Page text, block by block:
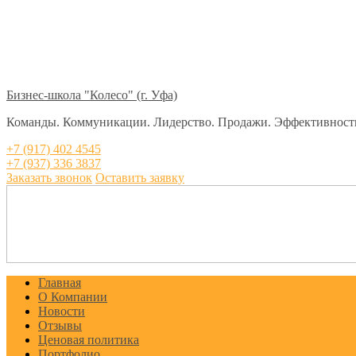
Бизнес-школа "Колесо" (г. Уфа)
Команды. Коммуникации. Лидерство. Продажи.
+7 (917) 402 4545
+7 (937) 336 3837
Заказать звонок Оставить заявку
Главная
О Компании
Новости
Отзывы
Ценовая политика